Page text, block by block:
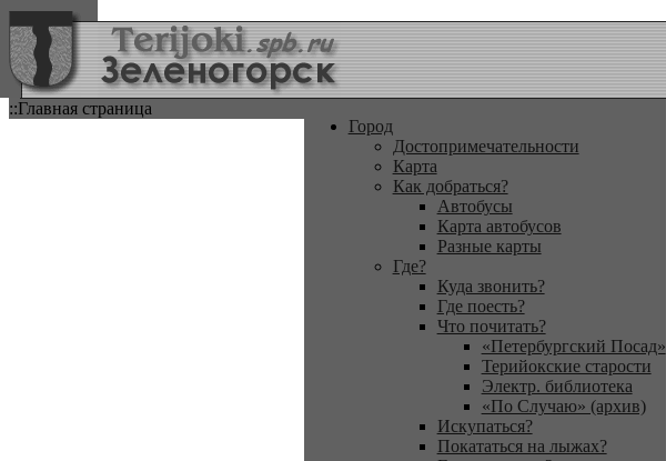
::Главная страница
Город
Достопримечательности
Карта
Как добраться?
Автобусы
Карта автобусов
Разные карты
Где?
Куда звонить?
Где поесть?
Что почитать?
«Петербургский Посад»
Терийокские старости
Электр. библиотека
«По Случаю» (архив)
Искупаться?
Покататься на лыжах?